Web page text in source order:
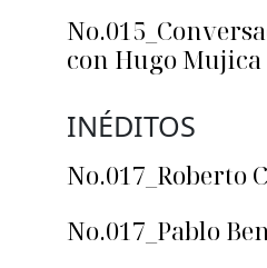
con Hugo Mujica
INÉDITOS
No.017_Roberto
No.017_Pablo